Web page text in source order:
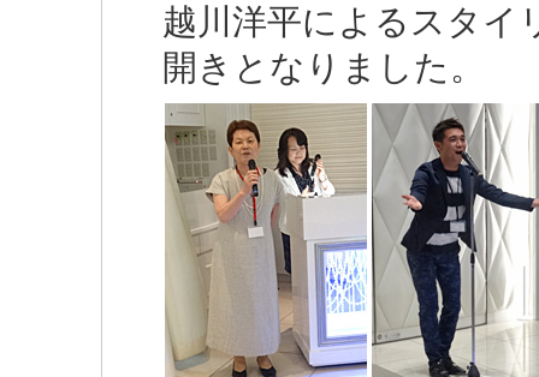
越川洋平によるスタイ
開きとなりました。